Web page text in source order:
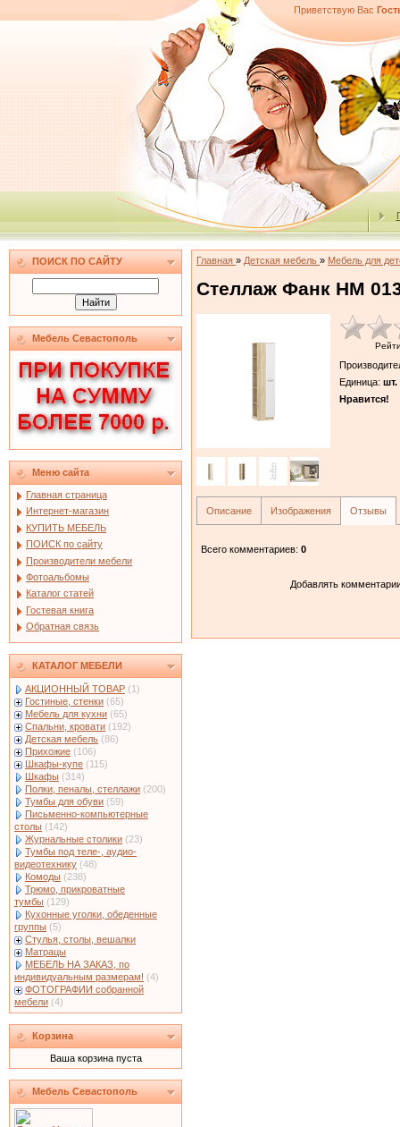
Приветствую Вас
ПОИСК ПО САЙТУ
Мебель Севастополь
Меню сайта
Главная страница
Интернет-магазин
КУПИТЬ МЕБЕЛЬ
ПОИСК по сайту
Производители мебели
Фотоальбомы
Каталог статей
Гостевая книга
Обратная связь
КАТАЛОГ МЕБЕЛИ
АКЦИОННЫЙ ТОВАР (1)
Гостиные, стенки (65)
Мебель для кухни (65)
Спальни, кровати (192)
Детская мебель (86)
Прихожие (106)
Шкафы-купе (115)
Шкафы (314)
Полки, пеналы, стеллажи (200)
Тумбы для обуви (59)
Письменно-компьютерные
столы (142)
Журнальные столики (23)
Тумбы под теле-, аудио-
видеотехнику (48)
Комоды (238)
Трюмо, прикроватные
тумбы (129)
Кухонные уголки, обеденные
группы (5)
Стулья, столы, вешалки
Матрацы
МЕБЕЛЬ НА ЗАКАЗ, по
индивидуальным размерам! (4)
ФОТОГРАФИИ собранной
мебели (4)
Корзина
Ваша корзина пуста
Мебель Севастополь
Главная » Детская мебель » Мебель для
Стеллаж Фанк НМ
Единица: шт.
Нравится!
Описание Изображения Отзывы
Всего комментариев: 0
Добавлять